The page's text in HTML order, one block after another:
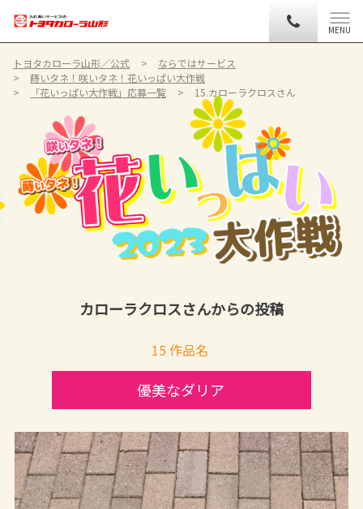
MENU
トヨタカローラ山形／公式
ならではサービス
蒔いタネ！咲いタネ！花いっぱい大作戦
「花いっぱい大作戦」応募一覧
15.カローラクロスさん
15 作品名
優美なダリア
カローラクロスさんからの投稿